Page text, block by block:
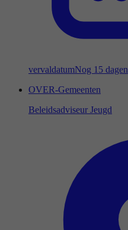
vervaldatumNog 15 dagen
OVER-Gemeenten
Beleidsadviseur Jeugd